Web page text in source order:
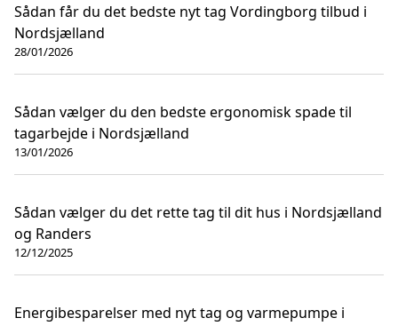
Sådan får du det bedste nyt tag Vordingborg tilbud i
Nordsjælland
28/01/2026
Sådan vælger du den bedste ergonomisk spade til
tagarbejde i Nordsjælland
13/01/2026
Sådan vælger du det rette tag til dit hus i Nordsjælland
og Randers
12/12/2025
Energibesparelser med nyt tag og varmepumpe i